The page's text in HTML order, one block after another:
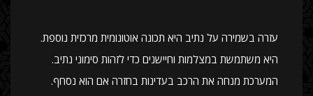
עזרה בשמירה על נתיב היא תכונה אוטונומית מרכזית נוספת.
היא משתמשת במצלמות וחיישנים כדי לזהות סימוני נתיב.
המערכת מנחה את הרכב בעדינות בחזרה אם הוא נסחף.